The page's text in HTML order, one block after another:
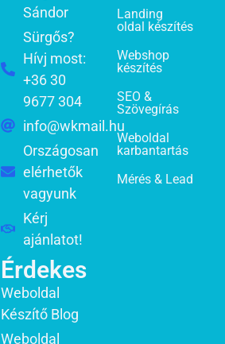
Sándor
Sürgős?
Hívj most:
+36 30
9677 304
info@wkmail.hu
Országosan
elérhetők
vagyunk
Kérj
ajánlatot!
Érdekes
Weboldal
Készítő Blog
Weboldal
Landing
oldal készítés
Webshop
készítés
SEO &
Szövegírás
Weboldal
karbantartás
Mérés & Lead